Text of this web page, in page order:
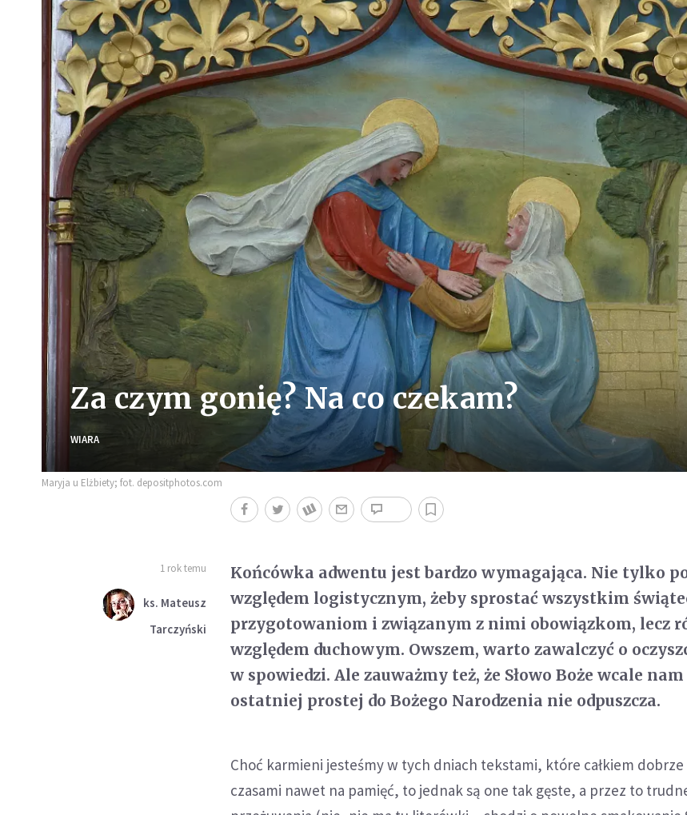
Za czym gonię? Na co czekam?
WIARA
Maryja u Elżbiety; fot. depositphotos.com
1 rok temu
ks. Mateusz
Tarczyński
Końcówka adwentu jest bardzo wymagająca. Nie tylko
względem logistycznym, żeby sprostać wszystkim
przygotowaniom i związanym z nimi obowiązkom, lecz
względem duchowym. Owszem, warto zawalczyć o
w spowiedzi. Ale zauważmy też, że Słowo Boże wcale
ostatniej prostej do Bożego Narodzenia nie odpuszcza.
Choć karmieni jesteśmy w tych dniach tekstami, które całkiem dobrze
czasami nawet na pamięć, to jednak są one tak gęste, a przez to